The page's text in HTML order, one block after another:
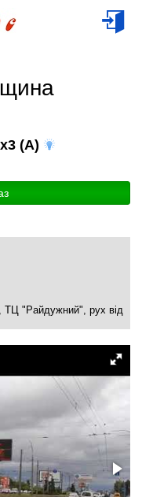
(A)
ТЦ "Райдужний", рух від